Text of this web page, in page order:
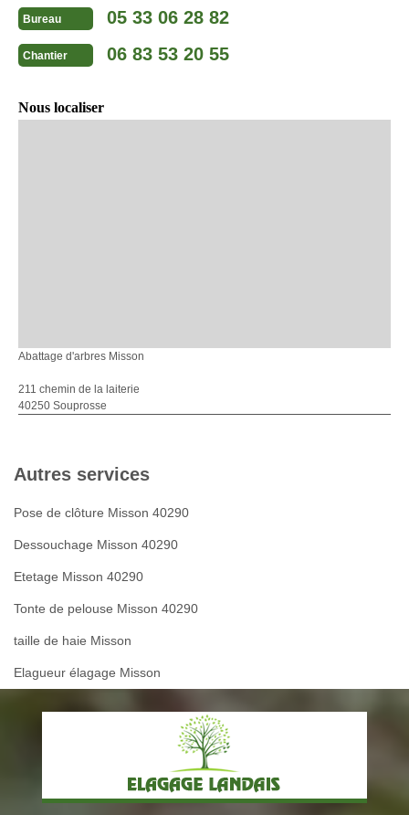
Bureau 05 33 06 28 82
Chantier 06 83 53 20 55
Nous localiser
Abattage d'arbres Misson
211 chemin de la laiterie
40250 Souprosse
Autres services
Pose de clôture Misson 40290
Dessouchage Misson 40290
Etetage Misson 40290
Tonte de pelouse Misson 40290
taille de haie Misson
Elagueur élagage Misson